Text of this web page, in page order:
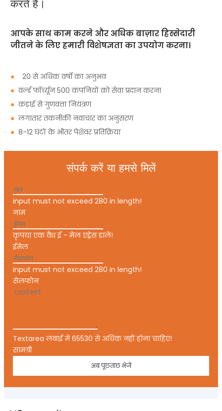
करते हैं।
आपके साथ काम करने और अधिक बाज़ार हिस्सेदारी
जीतने के लिए हमारी विशेषज्ञता का उपयोग करना।
●
20 से अधिक वर्षों का अनुभव
●वर्ल्ड फॉर्च्यून 500 कंपनियों को सेवा प्रदान करना
●कड़ाई से गुणवत्ता नियंत्रण
●लगातार तकनीकी नवाचार का अनुसरण
●8-12 घंटों के भीतर पेशेवर प्रतिक्रिया
संपर्क करें या हमसे मिलें
input must not exceed 280 in length!
नाम
कृपया एक वैध ई - मेल एड्रेस डालें!
ईमेल
input must not exceed 280 in length!
सेलफोन
Textarea लंबाई में 65530 से अधिक नहीं होना चाहिए!
सामग्री
अब पूछताछ भेजें